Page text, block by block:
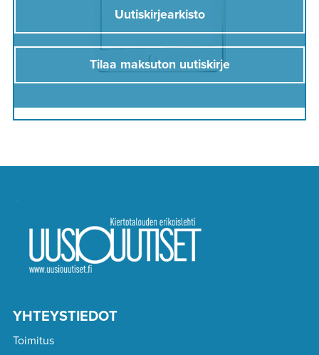
Uutiskirjearkisto
Tilaa maksuton uutiskirje
YHTEYSTIEDOT
Toimitus